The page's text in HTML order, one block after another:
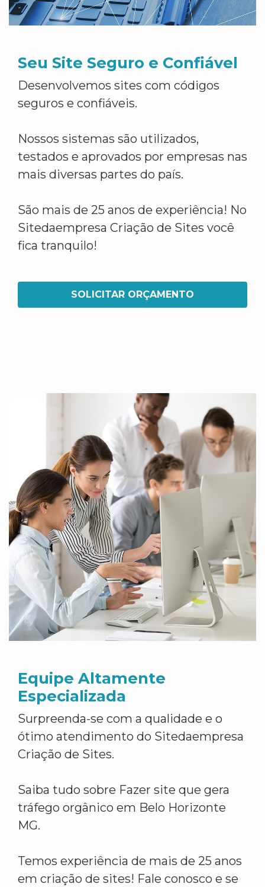
Seu Site Seguro e Confiável
Desenvolvemos sites com códigos
seguros e confiáveis.
Nossos sistemas são utilizados,
testados e aprovados por empresas nas
mais diversas partes do país.
São mais de 25 anos de experiência! No
Sitedaempresa Criação de Sites você
fica tranquilo!
SOLICITAR ORÇAMENTO
Equipe Altamente
Especializada
Surpreenda-se com a qualidade e o
ótimo atendimento do Sitedaempresa
Criação de Sites.
Saiba tudo sobre Fazer site que gera
tráfego orgânico em Belo Horizonte
MG.
Temos experiência de mais de 25 anos
em criação de sites! Fale conosco e se